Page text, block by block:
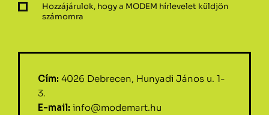
Hozzájárulok, hogy a MODEM hírlevelet küldjön
számomra
Cím: 4026 Debrecen, Hunyadi János u. 1-
3.
E-mail: info@modemart.hu